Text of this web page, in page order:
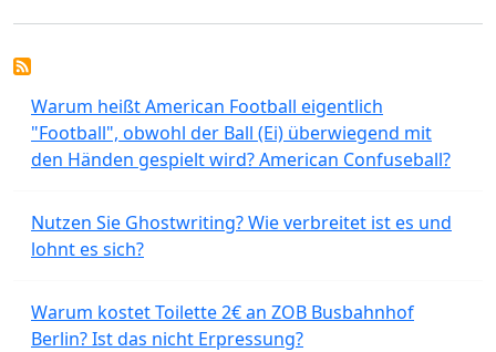
Warum heißt American Football eigentlich
"Football", obwohl der Ball (Ei) überwiegend mit
den Händen gespielt wird? American Confuseball?
Nutzen Sie Ghostwriting? Wie verbreitet ist es und
lohnt es sich?
Warum kostet Toilette 2€ an ZOB Busbahnhof
Berlin? Ist das nicht Erpressung?